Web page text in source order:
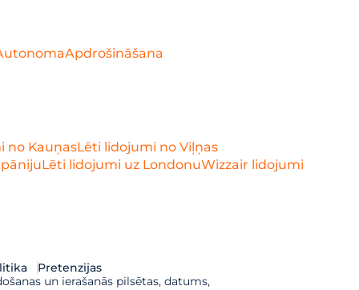
Apdrošināšana
no KauņasLēti lidojumi no Viļņas
Lēti lidojumi uz LondonuWizzair lidojumi
Pretenzijas
un ierašanās pilsētas, datums,